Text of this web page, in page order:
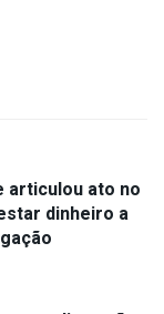
articulou ato no
dinheiro a